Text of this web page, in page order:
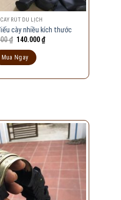
RÚT DU LỊCH
cày nhiều kích thước
₫ Giá
là:
180.000 ₫.
140.000₫Giá
hiện
Mua Ngay